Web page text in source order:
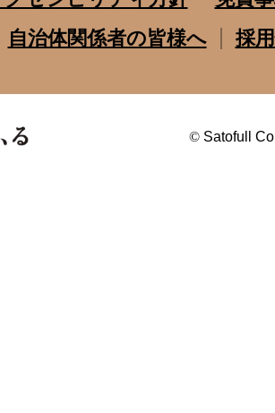
自治体関係者の皆様へ
採
© Satofull